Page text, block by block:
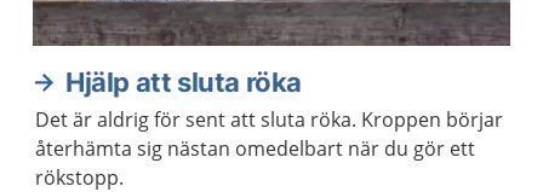
Hjälp att sluta röka
Det är aldrig för sent att sluta röka. Kroppen börjar
återhämta sig nästan omedelbart när du gör ett
rökstopp.